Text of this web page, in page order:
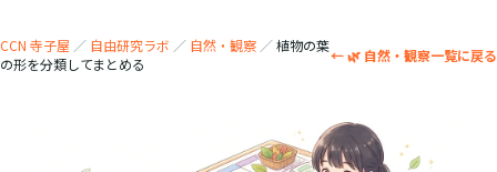
CCN 寺子屋 ／ 自由研究ラボ ／ 自然・観察 ／植物の葉
の形を分類してまとめる
← 🌿 自然・観察一覧に戻る